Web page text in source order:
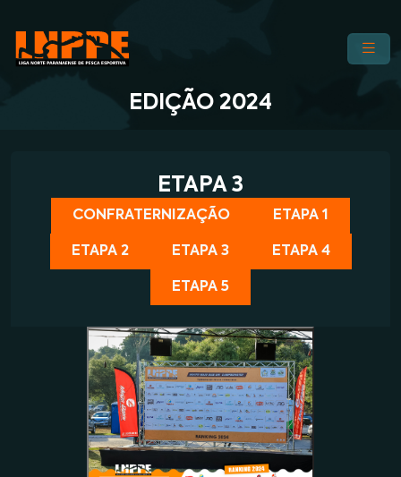
EDIÇÃO 2024
ETAPA 3
CONFRATERNIZAÇÃO ETAPA 1
ETAPA 2 ETAPA 3 ETAPA 4
ETAPA 5